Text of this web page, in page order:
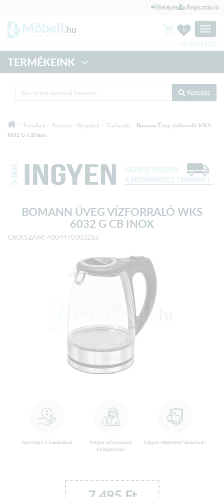
Belépés Regisztráció
Toggle
0
+36 20 318 8122
TERMÉKEINK
Keresés
Termékek Bomann Kisgépek Vízforraló
Bomann Üveg vízforraló WKS
6032 G CB inox
BOMANN ÜVEG VÍZFORRALÓ WKS
6032 G CB INOX
CIKKSZÁM: 4004470303216
Spóroljon a kiadásaival
Kérjen információt
kollegánktól!
Legyen elégedett Vásárlónk!